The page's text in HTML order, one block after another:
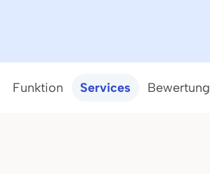
Funktion Services Bewertung